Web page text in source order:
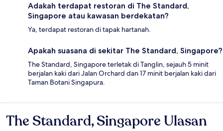
Adakah terdapat restoran di The Standard,
Singapore atau kawasan berdekatan?
Ya, terdapat restoran di tapak hartanah.
Apakah suasana di sekitar The Standard, Singapore?
The Standard, Singapore terletak di Tanglin, sejauh 5 minit
berjalan kaki dari Jalan Orchard dan 17 minit berjalan kaki dari
Taman Botani Singapura.
Ulasan
The Standard, Singapore Ulasan